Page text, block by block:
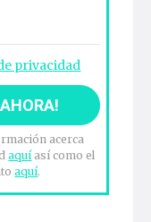
privacidad
acerca
aquíasí como el
aquí.